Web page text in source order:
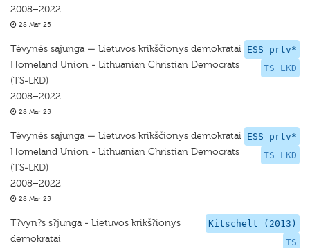
2008–2022
28 Mar 25
ESS prtv*
TS LKD
Tėvynės sąjunga — Lietuvos krikščionys demokratai
Homeland Union - Lithuanian Christian Democrats
(TS-LKD)
2008–2022
28 Mar 25
ESS prtv*
TS LKD
Tėvynės sąjunga — Lietuvos krikščionys demokratai
Homeland Union - Lithuanian Christian Democrats
(TS-LKD)
2008–2022
28 Mar 25
Kitschelt (2013)
TS
T?vyn?s s?junga - Lietuvos krikš?ionys
demokratai